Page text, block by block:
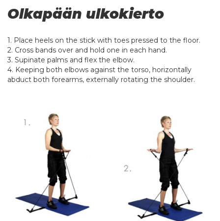
Olkapään ulkokierto
1. Place heels on the stick with toes pressed to the floor.
2. Cross bands over and hold one in each hand.
3. Supinate palms and flex the elbow.
4. Keeping both elbows against the torso, horizontally
abduct both forearms, externally rotating the shoulder.